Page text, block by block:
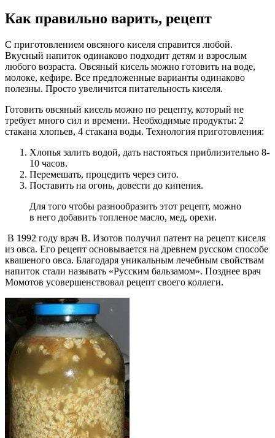
Как правильно варить, рецепт
С приготовлением овсяного киселя справится любой.
Вкусный напиток одинаково подходит детям и взрослым
любого возраста. Овсяный кисель можно готовить на воде,
молоке, кефире. Все предложенные варианты одинаково
полезны. Просто увеличится питательность киселя.
Готовить овсяный кисель можно по рецепту, который не
требует много сил и времени. Необходимые продукты: 2
стакана хлопьев, 4 стакана воды. Технология приготовления:
Хлопья залить водой, дать настояться приблизительно 8-
10 часов.
Перемешать, процедить через сито.
Поставить на огонь, довести до кипения.
Для того чтобы разнообразить этот рецепт, можно
в него добавить топленое масло, мед, орехи.
В 1992 году врач В. Изотов получил патент на рецепт киселя
из овса. Его рецепт основывается на древнем русском способе
квашеного овса. Благодаря уникальным лечебным свойствам
напиток стали называть «Русским бальзамом». Позднее врач
Момотов усовершенствовал рецепт своего коллеги.